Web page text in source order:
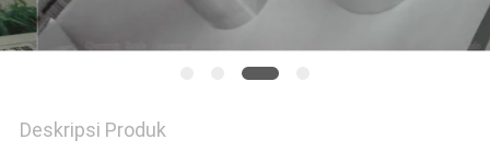
Deskripsi Produk